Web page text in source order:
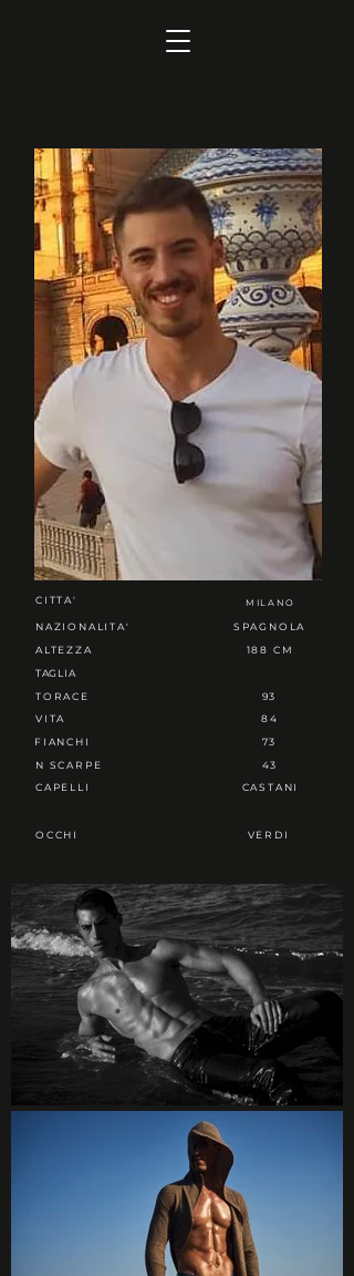
CITTA'
NAZIONALITA'
ALTEZZA
TAGLIA
TORACE
VITA
FIANCHI
N SCARPE
CAPELLI
OCCHI
MILANO
SPAGNOLA
188 CM
84
93
73
43
CASTANI
VERDI